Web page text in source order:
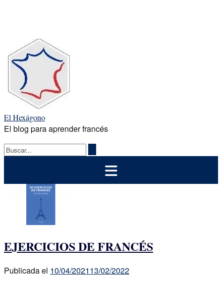
contenido
El Hexágono
El blog para aprender francés
EJERCICIOS DE FRANCÉS
Publicada el 10/04/202113/02/2022